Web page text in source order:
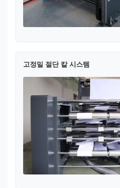
고정밀 절단 칼 시스템